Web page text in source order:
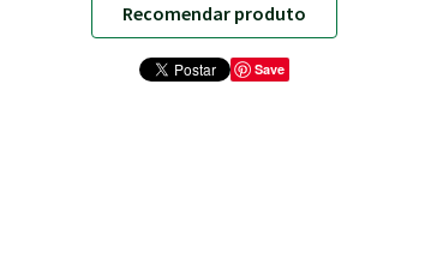
Recomendar produto
Save